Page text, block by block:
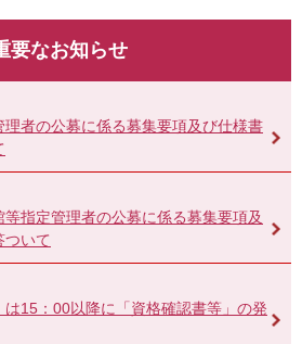
要なお知らせ
者の公募に係る募集要項及び仕様書
指定管理者の公募に係る募集要項及
ついて
15：00以降に「資格確認書等」の発